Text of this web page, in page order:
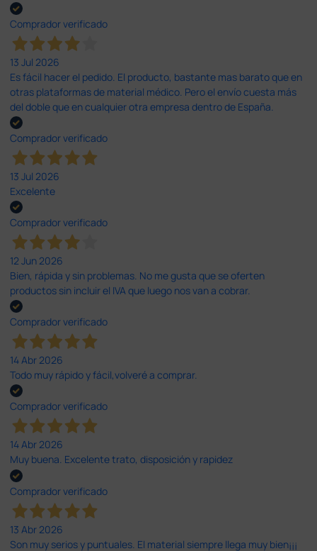
Comprador verificado
13 Jul 2026
Es fácil hacer el pedido. El producto, bastante mas barato que en
otras plataformas de material médico. Pero el envío cuesta más
del doble que en cualquier otra empresa dentro de España.
Comprador verificado
13 Jul 2026
Excelente
Comprador verificado
12 Jun 2026
Bien, rápida y sin problemas. No me gusta que se oferten
productos sin incluir el IVA que luego nos van a cobrar.
Comprador verificado
14 Abr 2026
Todo muy rápido y fácil,volveré a comprar.
Comprador verificado
14 Abr 2026
Muy buena. Excelente trato, disposición y rapidez
Comprador verificado
13 Abr 2026
Son muy serios y puntuales. El material siempre llega muy bien¡¡¡